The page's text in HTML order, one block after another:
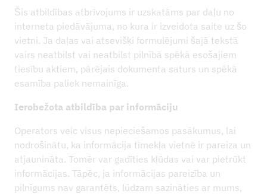
Šis atbildības atbrīvojums ir uzskatāms par daļu no
interneta piedāvājuma, no kura ir izveidota saite uz šo
vietni. Ja daļas vai atsevišķi formulējumi šajā tekstā
vairs neatbilst vai neatbilst pilnībā spēkā esošajiem
tiesību aktiem, pārējais dokumenta saturs un spēkā
esamība paliek nemainīga.
Ierobežota atbildība par informāciju
Operators veic visus nepieciešamos pasākumus, lai
nodrošinātu, ka informācija tīmekļa vietnē ir pareiza un
atjaunināta. Tomēr var gadīties kļūdas vai var pietrūkt
informācijas. Tāpēc, ja informācijas pareizība un
pilnīgums nav garantēts, lūdzam sazināties ar mums,